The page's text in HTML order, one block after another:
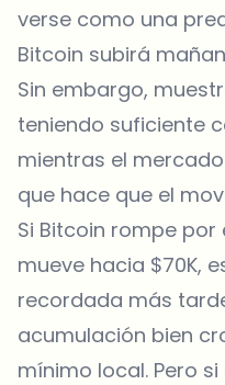
verse como una
Bitcoin subirá
Sin embargo,
teniendo suficiente
mientras el
que hace que el
Si Bitcoin rompe por
mueve hacia $70K,
recordada más
acumulación bien
mínimo local. Pero si